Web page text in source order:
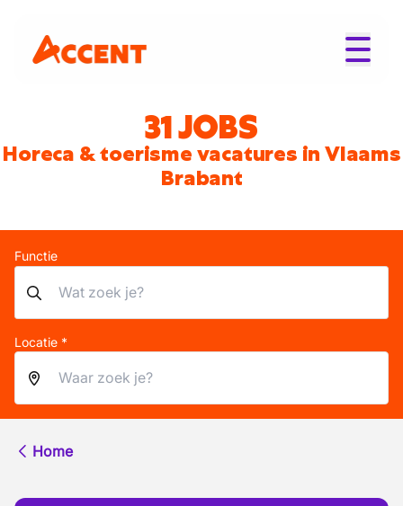
31 JOBS
Horeca & toerisme vacatures in Vlaams
Brabant
Functie
Locatie *
Home